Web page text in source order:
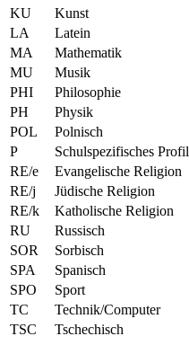
KU
Kunst
LA
Latein
MA
Mathematik
MU
Musik
PHI
Philosophie
PH
Physik
POL
Polnisch
P
Schulspezifisches Profil
RE/e
Evangelische Religion
RE/j
Jüdische Religion
RE/k
Katholische Religion
RU
Russisch
SOR
Sorbisch
SPA
Spanisch
SPO
Sport
TC
Technik/Computer
TSC
Tschechisch